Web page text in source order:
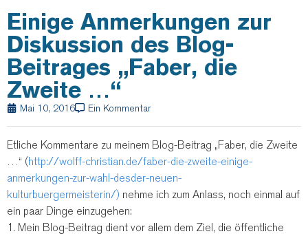
Einige Anmerkungen zur
Diskussion des Blog-
Beitrages „Faber, die
Zweite …“
Mai 10, 2016 Ein Kommentar
Etliche Kommentare zu meinem Blog-Beitrag „Faber, die Zweite
…“ (http://wolff-christian.de/faber-die-zweite-einige-
anmerkungen-zur-wahl-desder-neuen-
kulturbuergermeisterin/) nehme ich zum Anlass, noch einmal auf
ein paar Dinge einzugehen:
1. Mein Blog-Beitrag dient vor allem dem Ziel, die öffentliche